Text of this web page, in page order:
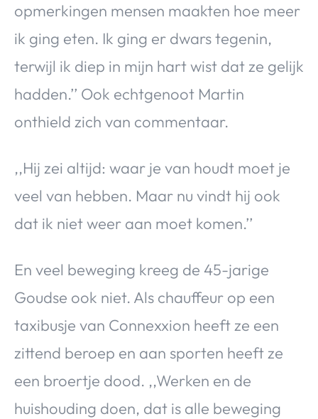
opmerkingen mensen maakten hoe meer
ik ging eten. Ik ging er dwars tegenin,
terwijl ik diep in mijn hart wist dat ze gelijk
hadden.’’ Ook echtgenoot Martin
onthield zich van commentaar.
,,Hij zei altijd: waar je van houdt moet je
veel van hebben. Maar nu vindt hij ook
dat ik niet weer aan moet komen.’’
En veel beweging kreeg de 45-jarige
Goudse ook niet. Als chauffeur op een
taxibusje van Connexxion heeft ze een
zittend beroep en aan sporten heeft ze
een broertje dood. ,,Werken en de
huishouding doen, dat is alle beweging